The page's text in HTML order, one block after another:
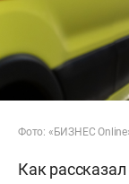
Фото: «БИЗНЕС
Как